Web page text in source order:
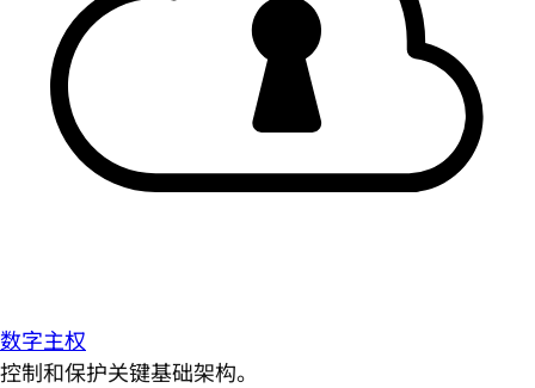
数字主权
控制和保护关键基础架构。